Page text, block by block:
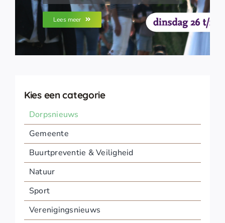
Lees meer
Kies een categorie
Dorpsnieuws
Gemeente
Buurtpreventie & Veiligheid
Natuur
Sport
Verenigingsnieuws